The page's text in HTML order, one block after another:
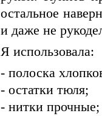
остальное
и даже не
Я использовала:
- полоска
- остатки тюля;
- нитки прочные;